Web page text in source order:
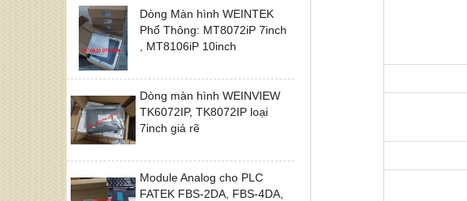
Dòng Màn hình WEINTEK
Phổ Thông: MT8072iP 7inch
, MT8106iP 10inch
Dòng màn hình WEINVIEW
TK6072IP, TK8072IP loại
7inch giá rẽ
Module Analog cho PLC
FATEK FBS-2DA, FBS-4DA,